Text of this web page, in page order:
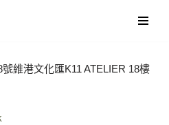
維港文化匯K11 ATELIER 18樓